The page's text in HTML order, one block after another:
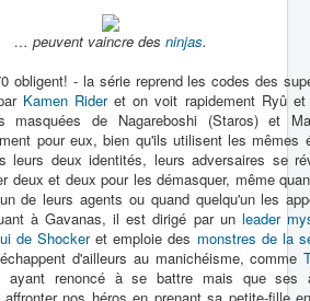
… peuvent vaincre des ninjas.
obligent! - la série reprend les codes des
Kamen Rideret on voit rapidement Ryû et
masquées de Nagareboshi (Staros) et
pour eux, bien qu'ils utilisent les mêmes
leurs deux identités, leurs adversaires se
deux et deux pour les démasquer, même
de leurs agents ou quand quelqu'un les
à Gavanas, il est dirigé par un leader
de Shockeret emploie des monstres de la
d'ailleurs au manichéisme, comme
ayant renoncé à se battre mais que ses